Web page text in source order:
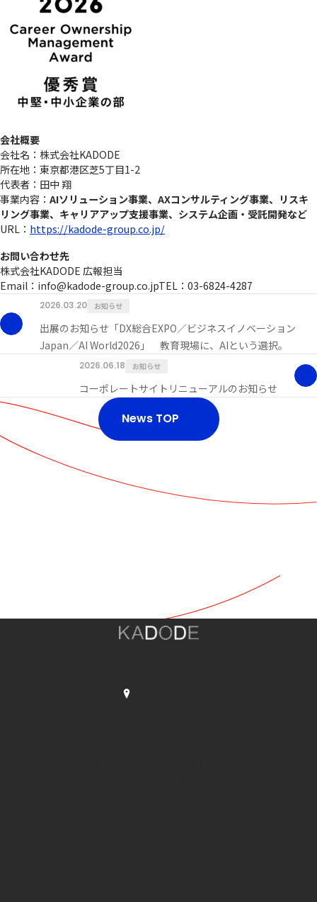
会社概要
会社名：株式会社KADODE
所在地：東京都港区芝5丁目1-2
代表者：田中 翔
事業内容： AIソリューション事業、AXコンサルティング事業、リスキ
リング事業、キャリアアップ支援事業、システム企画・受託開発など
URL： https://kadode-group.co.jp/
お問い合わせ先
株式会社KADODE 広報担当
Email：info@kadode-group.co.jpTEL：03-6824-4287
2026.03.20 お知らせ
出展のお知らせ「DX総合EXPO／ビジネスイノベーション
Japan／AI World2026」 教育現場に、AIという選択。
2026.06.18 お知らせ
コーポレートサイトリニューアルのお知らせ
News TOP